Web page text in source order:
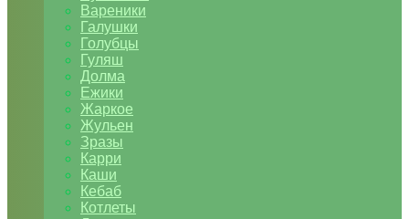
Вареники
Галушки
Голубцы
Гуляш
Долма
Ежики
Жаркое
Жульен
Зразы
Карри
Каши
Кебаб
Котлеты